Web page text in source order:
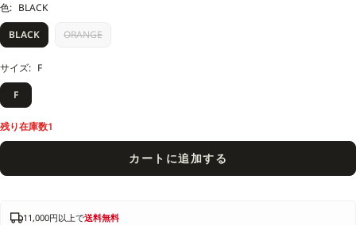
価
格
色: BLACK
BLACK
ORANGE
サイズ: F
F
残り在庫数1
カートに追加する
11,000円以上で送料無料